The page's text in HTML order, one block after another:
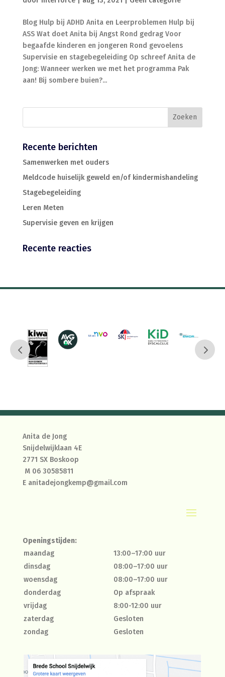
Blog Hulp bij ADHD Anita en Leerproblemen Hulp bij
ASS Wat doet Anita bij Angst Rond gedrag Voor
begaafde kinderen en jongeren Rond gevoelens
Supervisie en stagebegeleiding Op schreef Anita de
Jong: Wanneer werken we met het programma Pak
aan! Bij sombere buien?...
Recente berichten
Samenwerken met ouders
Meldcode huiselijk geweld en/of kindermishandeling
Stagebegeleiding
Leren Meten
Supervisie geven en krijgen
Recente reacties
Anita de Jong
Snijdelwijklaan 4E
2771 SX Boskoop
M 06 30585811
E anitadejongkemp@gmail.com
Openingstijden:
maandag
13:00–17:00 uur
dinsdag
08:00–17:00 uur
woensdag
08:00–17:00 uur
donderdag
Op afspraak
vrijdag
8:00-12:00 uur
zaterdag
Gesloten
zondag
Gesloten